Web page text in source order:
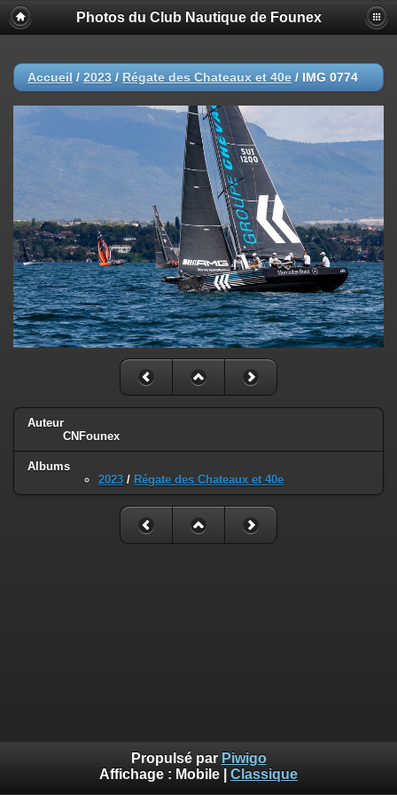
Photos du Club Nautique de Founex
Accueil / 2023 / Régate des Chateaux et 40e / IMG 0774
Auteur
CNFounex
Albums
2023 / Régate des Chateaux et 40e
Propulsé par Piwigo
Affichage : Mobile Classique